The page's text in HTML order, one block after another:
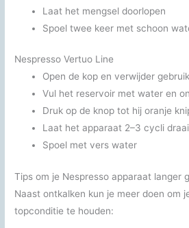
Laat het mengsel doorlopen
Spoel twee keer met schoon
Nespresso Vertuo Line
Open de kop en verwijder
Vul het reservoir met water en
Druk op de knop tot hij oranje
Laat het apparaat 2–3 cycli
Spoel met vers water
Tips om je Nespresso apparaat langer
Naast ontkalken kun je meer doen om
topconditie te houden: